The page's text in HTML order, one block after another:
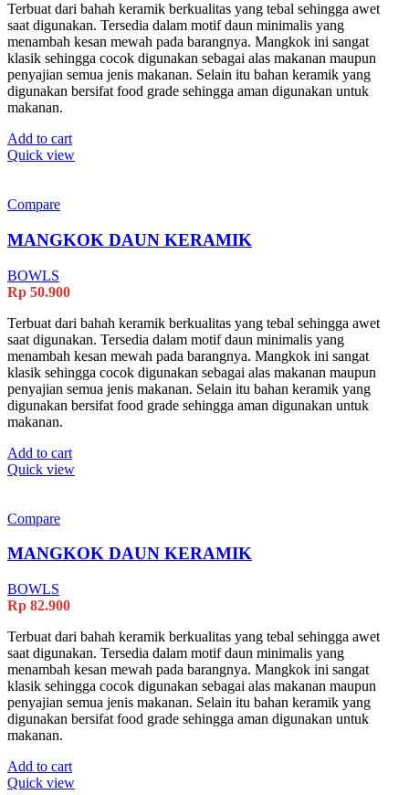
Terbuat dari bahah keramik berkualitas yang tebal sehingga awet
saat digunakan. Tersedia dalam motif daun minimalis yang
menambah kesan mewah pada barangnya. Mangkok ini sangat
klasik sehingga cocok digunakan sebagai alas makanan maupun
penyajian semua jenis makanan. Selain itu bahan keramik yang
digunakan bersifat food grade sehingga aman digunakan untuk
makanan.
Add to cart
Quick view
Compare
MANGKOK DAUN KERAMIK
BOWLS
Rp 50.900
Terbuat dari bahah keramik berkualitas yang tebal sehingga awet
saat digunakan. Tersedia dalam motif daun minimalis yang
menambah kesan mewah pada barangnya. Mangkok ini sangat
klasik sehingga cocok digunakan sebagai alas makanan maupun
penyajian semua jenis makanan. Selain itu bahan keramik yang
digunakan bersifat food grade sehingga aman digunakan untuk
makanan.
Add to cart
Quick view
Compare
MANGKOK DAUN KERAMIK
BOWLS
Rp 82.900
Terbuat dari bahah keramik berkualitas yang tebal sehingga awet
saat digunakan. Tersedia dalam motif daun minimalis yang
menambah kesan mewah pada barangnya. Mangkok ini sangat
klasik sehingga cocok digunakan sebagai alas makanan maupun
penyajian semua jenis makanan. Selain itu bahan keramik yang
digunakan bersifat food grade sehingga aman digunakan untuk
makanan.
Add to cart
Quick view